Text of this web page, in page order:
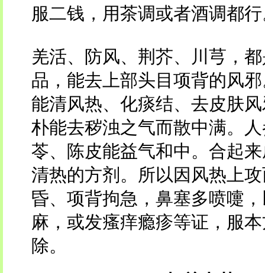
服二钱，用茶调或者酒调都
羌活、防风、荆芥、川芎，
品，能去上部头目项背的风
能清风热、化痰结、去皮肤
朴能去秽浊之气而散中满。
苓、陈皮能益气和中。合起
清热的方剂。所以因风热上
昏、项背拘急，鼻塞多喷嚏
麻，或发瘙痒瘾疹等证，服
除。